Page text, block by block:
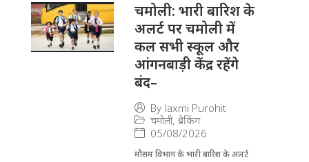
चमोली: भारी बारिश के
अलर्ट पर चमोली में
कल सभी स्कूल और
आंगनबाड़ी केंद्र रहेंगे
बंद–
By laxmi Purohit
चमोली, ब्रेकिंग
05/08/2026
मौसम विभाग के भारी बारिश के अलर्ट